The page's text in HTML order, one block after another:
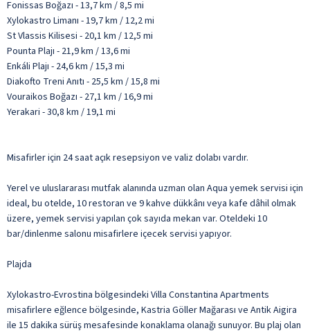
Fonissas Boğazı - 13,7 km / 8,5 mi
Xylokastro Limanı - 19,7 km / 12,2 mi
St Vlassis Kilisesi - 20,1 km / 12,5 mi
Pounta Plajı - 21,9 km / 13,6 mi
Enkáli Plajı - 24,6 km / 15,3 mi
Diakofto Treni Anıtı - 25,5 km / 15,8 mi
Vouraikos Boğazı - 27,1 km / 16,9 mi
Yerakari - 30,8 km / 19,1 mi
Misafirler için 24 saat açık resepsiyon ve valiz dolabı vardır.
Yerel ve uluslararası mutfak alanında uzman olan Aqua yemek servisi için
ideal, bu otelde, 10 restoran ve 9 kahve dükkânı veya kafe dâhil olmak
üzere, yemek servisi yapılan çok sayıda mekan var. Oteldeki 10
bar/dinlenme salonu misafirlere içecek servisi yapıyor.
Plajda
Xylokastro-Evrostina bölgesindeki Villa Constantina Apartments
misafirlere eğlence bölgesinde, Kastria Göller Mağarası ve Antik Aigira
ile 15 dakika sürüş mesafesinde konaklama olanağı sunuyor. Bu plaj olan